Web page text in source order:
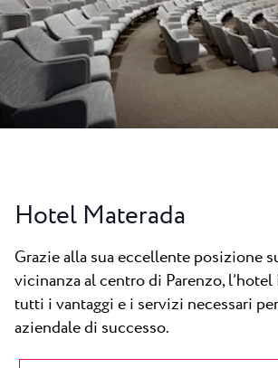
Spiaggie
Plava Laguna Sport
Soggiorno attivo
Esplora tutti
Novità
Contatto
Hotel Materada
Grazie alla sua eccellente posizione
vicinanza al centro di Parenzo,
tutti i vantaggi e i servizi necessari
aziendale di successo.